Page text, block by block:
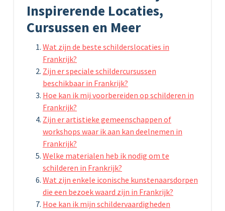
Inspirerende Locaties,
Cursussen en Meer
Wat zijn de beste schilderslocaties in
Frankrijk?
Zijn er speciale schildercursussen
beschikbaar in Frankrijk?
Hoe kan ik mij voorbereiden op schilderen in
Frankrijk?
Zijn er artistieke gemeenschappen of
workshops waar ik aan kan deelnemen in
Frankrijk?
Welke materialen heb ik nodig om te
schilderen in Frankrijk?
Wat zijn enkele iconische kunstenaarsdorpen
die een bezoek waard zijn in Frankrijk?
Hoe kan ik mijn schildervaardigheden